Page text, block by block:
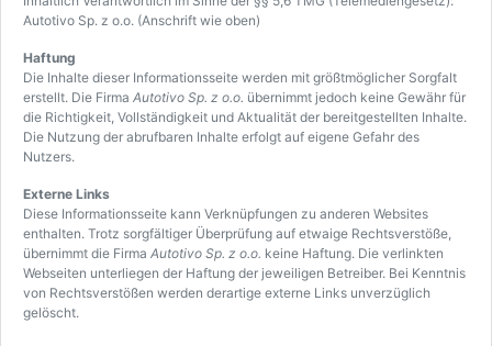
Autotivo Sp. z o.o. (Anschrift wie oben)
Haftung
Die Inhalte dieser Informationsseite werden mit größtmöglicher Sorgfalt
erstellt. Die Firma Autotivo Sp. z o.o. übernimmt jedoch keine Gewähr für
die Richtigkeit, Vollständigkeit und Aktualität der bereitgestellten Inhalte.
Die Nutzung der abrufbaren Inhalte erfolgt auf eigene Gefahr des
Nutzers.
Externe Links
Diese Informationsseite kann Verknüpfungen zu anderen Websites
enthalten. Trotz sorgfältiger Überprüfung auf etwaige Rechtsverstöße,
übernimmt die Firma Autotivo Sp. z o.o. keine Haftung. Die verlinkten
Webseiten unterliegen der Haftung der jeweiligen Betreiber. Bei Kenntnis
von Rechtsverstößen werden derartige externe Links unverzüglich
gelöscht.